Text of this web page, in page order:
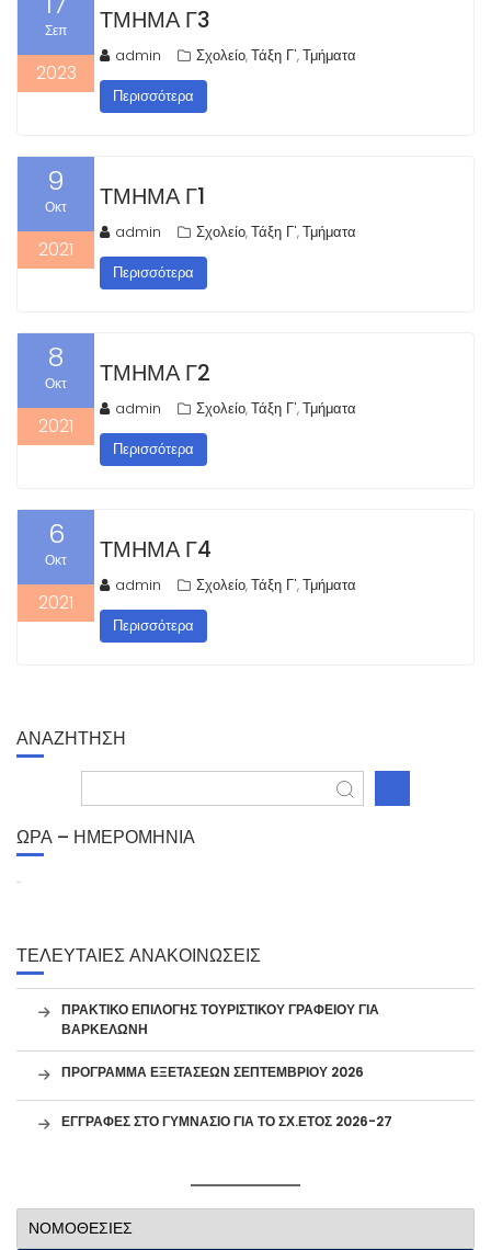
Σεπ
2023
ΤΜΉΜΑ Γ3
admin Σχολείο,Τάξη Γ',Τμήματα
Περισσότερα
9
Οκτ
2021
ΤΜΉΜΑ Γ1
admin Σχολείο,Τάξη Γ',Τμήματα
Περισσότερα
8
Οκτ
2021
ΤΜΉΜΑ Γ2
admin Σχολείο,Τάξη Γ',Τμήματα
Περισσότερα
6
Οκτ
2021
ΤΜΉΜΑ Γ4
admin Σχολείο,Τάξη Γ',Τμήματα
Περισσότερα
ΑΝΑΖΗΤΗΣΗ
ΩΡΑ – ΗΜΕΡΟΜΗΝΙΑ
ΤΕΛΕΥΤΑΙΕΣ ΑΝΑΚΟΙΝΩΣΕΙΣ
ΠΡΑΚΤΙΚΟ ΕΠΙΛΟΓΗΣ ΤΟΥΡΙΣΤΙΚΟΥ ΓΡΑΦΕΙΟΥ ΓΙΑ
ΒΑΡΚΕΛΩΝΗ
ΠΡΟΓΡΑΜΜΑ ΕΞΕΤΑΣΕΩΝ ΣΕΠΤΕΜΒΡΙΟΥ 2026
ΕΓΓΡΑΦΕΣ ΣΤΟ ΓΥΜΝΑΣΙΟ ΓΙΑ ΤΟ ΣΧ.ΕΤΟΣ 2026-27
ΝΟΜΟΘΕΣΙΕΣ